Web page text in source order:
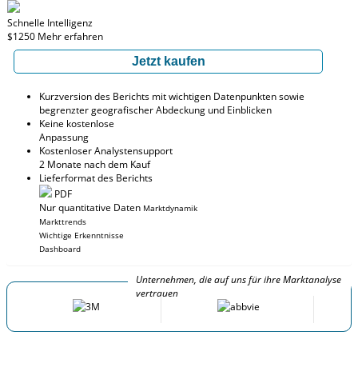
Schnelle Intelligenz
$1250 Mehr erfahren
Jetzt kaufen
Kurzversion des Berichts mit wichtigen Datenpunkten sowie
begrenzter geografischer Abdeckung und Einblicken
Keine kostenlose
Anpassung
Kostenloser Analystensupport
2 Monate nach dem Kauf
Lieferformat des Berichts
PDF
Nur quantitative Daten Marktdynamik
Markttrends
Wichtige Erkenntnisse
Dashboard
Unternehmen, die auf uns für ihre Marktanalyse
vertrauen